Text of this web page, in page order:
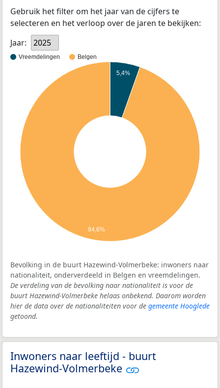
Gebruik het filter om het jaar van de cijfers te
selecteren en het verloop over de jaren te bekijken:
Jaar:
2025
Vreemdelingen Belgen
5,4%
94,6%
Bevolking in de buurt Hazewind-Volmerbeke: inwoners naar
nationaliteit, onderverdeeld in Belgen en vreemdelingen.
De verdeling van de bevolking naar nationaliteit is voor de
buurt Hazewind-Volmerbeke helaas onbekend. Daarom worden
hier de data over de nationaliteiten voor de gemeente Hooglede
getoond.
Inwoners naar leeftijd - buurt
Hazewind-Volmerbeke